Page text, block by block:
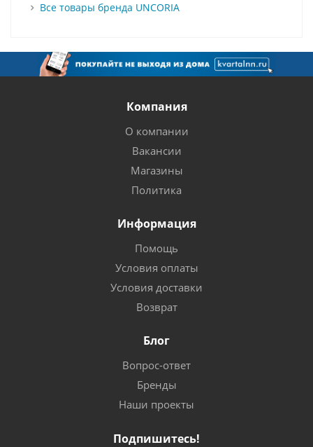
Все товары бренда UNCORIA
Компания
О компании
Вакансии
Магазины
Политика
Информация
Помощь
Условия оплаты
Условия доставки
Возврат
Блог
Вопрос-ответ
Бренды
Наши проекты
Подпишитесь!